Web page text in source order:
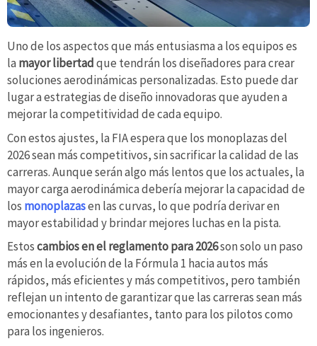
Uno de los aspectos que más entusiasma a los equipos es
la mayor libertadque tendrán los diseñadores para crear
soluciones aerodinámicas personalizadas. Esto puede dar
lugar a estrategias de diseño innovadoras que ayuden a
mejorar la competitividad de cada equipo.
Con estos ajustes, la FIA espera que los monoplazas del
2026 sean más competitivos, sin sacrificar la calidad de las
carreras. Aunque serán algo más lentos que los actuales, la
mayor carga aerodinámica debería mejorar la capacidad de
los monoplazasen las curvas, lo que podría derivar en
mayor estabilidad y brindar mejores luchas en la pista.
Estoscambios en el reglamento para 2026son solo un paso
más en la evolución de la Fórmula 1 hacia autos más
rápidos, más eficientes y más competitivos, pero también
reflejan un intento de garantizar que las carreras sean más
emocionantes y desafiantes, tanto para los pilotos como
para los ingenieros.